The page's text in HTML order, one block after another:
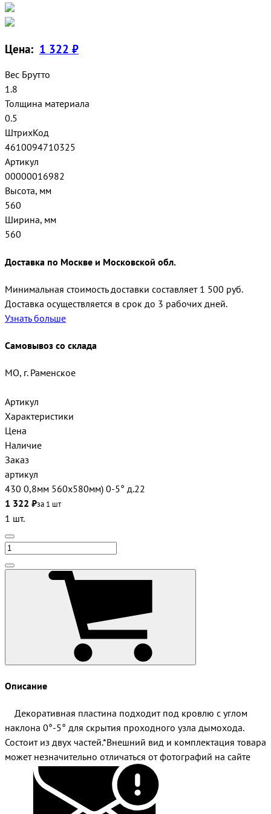
Цена: 1 322 ₽
Вес Брутто
1.8
Толщина материала
0.5
ШтрихКод
4610094710325
Артикул
00000016982
Высота, мм
560
Ширина, мм
560
Доставка по Москве и Московской обл.
Минимальная стоимость доставки составляет 1 500 руб.
Доставка осуществляется в срок до 3 рабочих дней.
Узнать больше
Самовывоз со склада
МО, г. Раменское
Артикул
Характеристики
Цена
Наличие
Заказ
артикул
430 0,8мм 560х580мм) 0-5° д.22
1 322 ₽за 1 шт
1 шт.
Описание
Декоративная пластина подходит под кровлю с углом
наклона 0°-5° для скрытия проходного узла дымохода.
Состоит из двух частей.*Внешний вид и комплектация товара
может незначительно отличаться от фотографий на сайте